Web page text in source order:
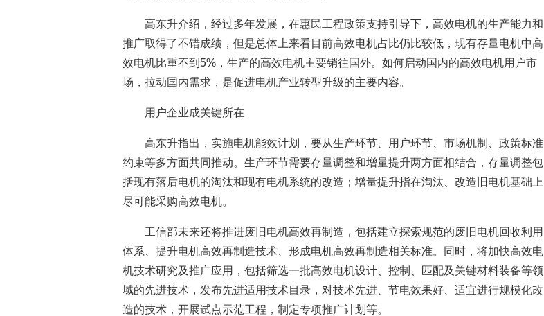
高东升介绍，经过多年发展，在惠民工程政策支持引导下，高效电机的生产能力和
推广取得了不错成绩，但是总体上来看目前高效电机占比仍比较低，现有存量电机中高
效电机比重不到5%，生产的高效电机主要销往国外。如何启动国内的高效电机用户市
场，拉动国内需求，是促进电机产业转型升级的主要内容。
用户企业成关键所在
高东升指出，实施电机能效计划，要从生产环节、用户环节、市场机制、政策标准
约束等多方面共同推动。生产环节需要存量调整和增量提升两方面相结合，存量调整包
括现有落后电机的淘汰和现有电机系统的改造；增量提升指在淘汰、改造旧电机基础上
尽可能采购高效电机。
工信部未来还将推进废旧电机高效再制造，包括建立探索规范的废旧电机回收利用
体系、提升电机高效再制造技术、形成电机高效再制造相关标准。同时，将加快高效电
机技术研究及推广应用，包括筛选一批高效电机设计、控制、匹配及关键材料装备等领
域的先进技术，发布先进适用技术目录，对技术先进、节电效果好、适宜进行规模化改
造的技术，开展试点示范工程，制定专项推广计划等。